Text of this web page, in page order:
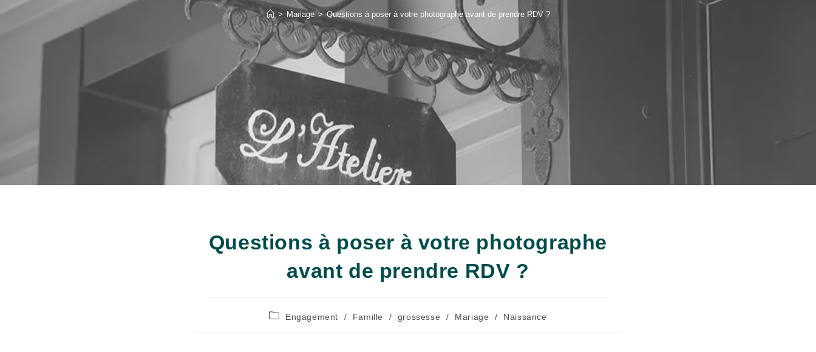
> Mariage > Questions à poser à votre photographe avant de prendre RDV ?
Questions à poser à votre photographe
avant de prendre RDV ?
PostEngagement / Famille / grossesse / Mariage / Naissance